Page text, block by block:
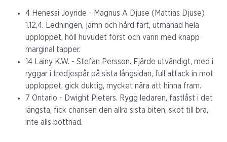
4 Henessi Joyride - Magnus A Djuse (Mattias Djuse)
1.12,4. Ledningen, jämn och hård fart, utmanad hela
upploppet, höll huvudet först och vann med knapp
marginal tapper.
14 Lainy K.W. - Stefan Persson. Fjärde utvändigt, med i
ryggar i tredjespår på sista långsidan, full attack in mot
upploppet, gick duktig, mycket nära att hinna fram.
7 Ontario - Dwight Pieters. Rygg ledaren, fastlåst i det
längsta, fick chansen den allra sista biten, sköt till bra,
inte alls bottnad.